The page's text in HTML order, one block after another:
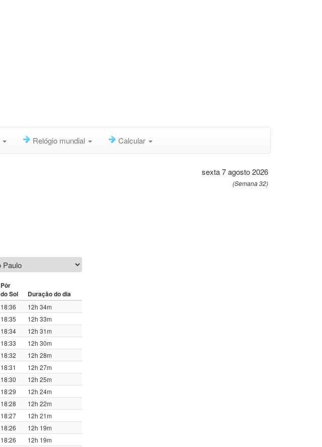
Relógio mundial Calcular
sexta 7 agosto 2026
(Semana 32)
Pôr
do Sol
Duração do dia
18:36
12h 34m
18:35
12h 33m
18:34
12h 31m
18:33
12h 30m
18:32
12h 28m
18:31
12h 27m
18:30
12h 25m
18:29
12h 24m
18:28
12h 22m
18:27
12h 21m
18:26
12h 19m
18:26
12h 19m